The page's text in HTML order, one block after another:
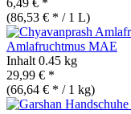
(86,53 € * / 1 L)
Amlafruchtmus MAE
Inhalt 0.45 kg
29,99 € *
(66,64 € * / 1 kg)